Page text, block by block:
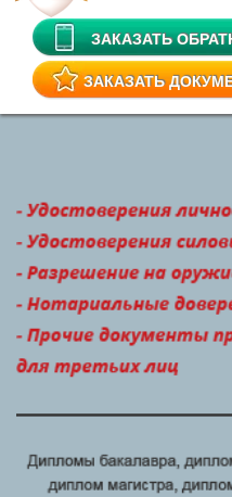
ЗАКАЗАТЬ
ЗАКАЗАТЬ